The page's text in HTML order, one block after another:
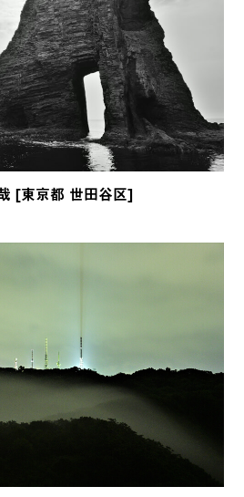
[東京都 世田谷区]